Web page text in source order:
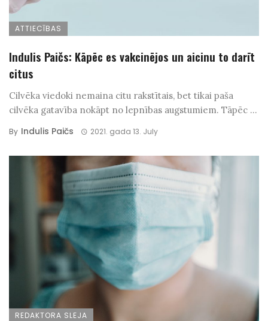
ATTIECĪBAS
Indulis Paičs: Kāpēc es vakcinējos un aicinu to darīt
citus
Cilvēka viedoki nemaina citu rakstītais, bet tikai paša
cilvēka gatavība nokāpt no lepnības augstumiem. Tāpēc ...
By Indulis Paičs 2021. gada 13. July
REDAKTORA SLEJA